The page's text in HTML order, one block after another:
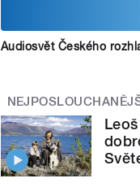
Audiosvět Českého